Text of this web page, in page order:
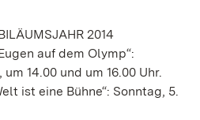
2014
auf dem Olymp“:
14.00 und um 16.00 Uhr.
ist eine Bühne“: Sonntag, 5.